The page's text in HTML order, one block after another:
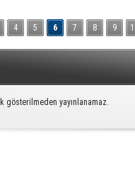
4 5 6 7 8 9
gösterilmeden yayınlanamaz.